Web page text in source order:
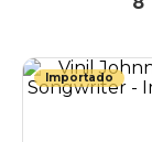
Importado